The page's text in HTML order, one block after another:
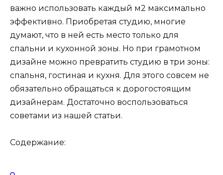
важно использовать каждый м2 максимально
эффективно. Приобретая студию, многие
думают, что в ней есть место только для
спальни и кухонной зоны. Но при грамотном
дизайне можно превратить студию в три зоны:
спальня, гостиная и кухня. Для этого совсем не
обязательно обращаться к дорогостоящим
дизайнерам. Достаточно воспользоваться
советами из нашей статьи.
Содержание: